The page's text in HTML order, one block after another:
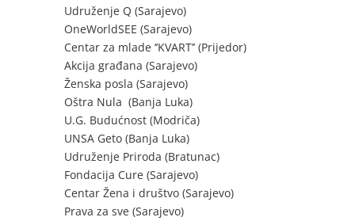
Udruženje Q (Sarajevo)
OneWorldSEE (Sarajevo)
Centar za mlade ‘’KVART’’ (Prijedor)
Akcija građana (Sarajevo)
Ženska posla (Sarajevo)
Oštra Nula (Banja Luka)
U.G. Budućnost (Modriča)
UNSA Geto (Banja Luka)
Udruženje Priroda (Bratunac)
Fondacija Cure (Sarajevo)
Centar Žena i društvo (Sarajevo)
Prava za sve (Sarajevo)